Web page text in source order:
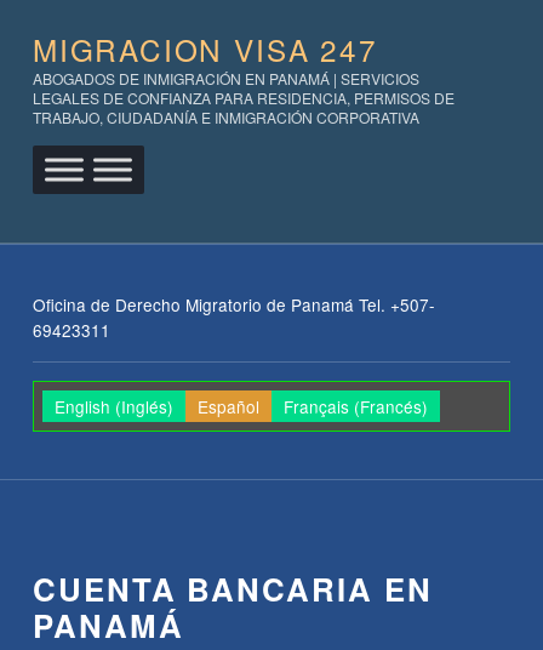
MIGRACION VISA 247
ABOGADOS DE INMIGRACIÓN EN PANAMÁ | SERVICIOS
LEGALES DE CONFIANZA PARA RESIDENCIA, PERMISOS DE
TRABAJO, CIUDADANÍA E INMIGRACIÓN CORPORATIVA
Oficina de Derecho Migratorio de Panamá Tel. +507-
69423311
English (Inglés) Español Français(Francés)
CUENTA BANCARIA EN
PANAMÁ